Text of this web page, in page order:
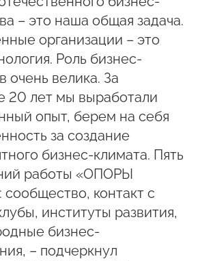
– это наша общая задача.
организации – это
Роль бизнес-
очень велика. За
20 лет мы выработали
опыт, берем на себя
за создание
бизнес-климата. Пять
работы «ОПОРЫ
контакт с
институты развития,
бизнес-
– подчеркнул